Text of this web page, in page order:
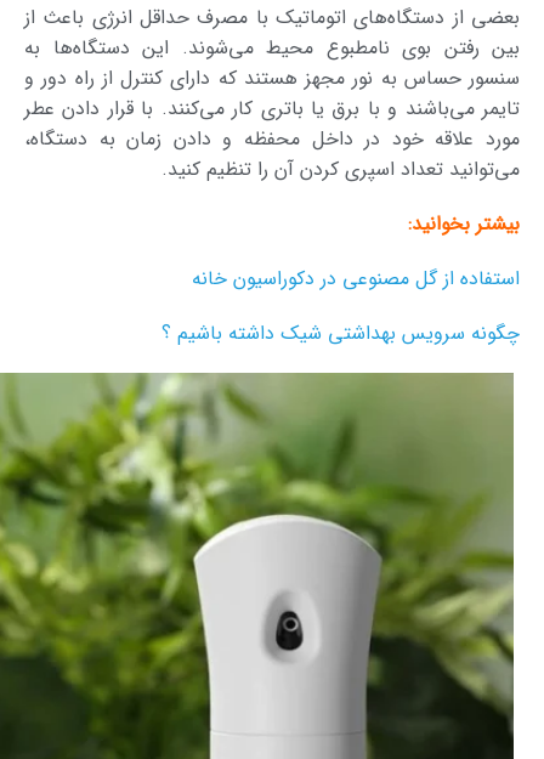
بعضی از دستگاه‌های اتوماتیک با مصرف حداقل انرژی باعث از
بین رفتن بوی نامطبوع محیط می‌شوند. این دستگاه‌ها به
سنسور حساس به نور مجهز هستند که دارای کنترل از راه دور و
تایمر می‌باشند و با برق یا باتری کار می‌کنند. با قرار دادن عطر
مورد علاقه خود در داخل محفظه و دادن زمان به دستگاه،
می‌توانید تعداد اسپری کردن آن را تنظیم کنید.
بیشتر بخوانید:
استفاده از گل مصنوعی در دکوراسیون خانه
چگونه سرویس بهداشتی شیک داشته باشیم ؟